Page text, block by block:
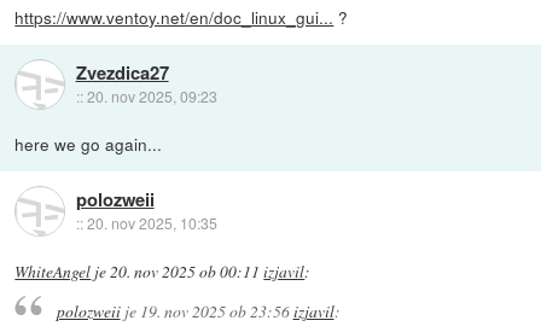
https://www.ventoy.net/en/doc_linux_gui... ?
Zvezdica27
::20. nov 2025, 09:23
here we go again...
polozweii
::20. nov 2025, 10:35
WhiteAngel je 20. nov 2025 ob 00:11 izjavil:
polozweiije 19. nov 2025 ob 23:56izjavil: